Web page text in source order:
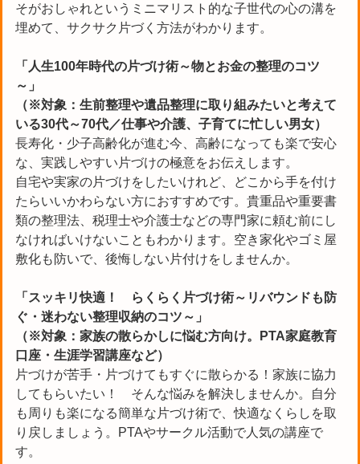
そがおしゃれというミニマリスト的な子世代の心の溝を
埋めて、サクサク片づく方法がわかります。
「人生100年時代の片づけ術～物とお金の整理のコツ
～」
（※対象：生前整理や遺品整理に取り組みたいと考えて
いる30代～70代／仕事や介護、子育てに忙しい男女）
⻑寿化・少⼦⾼齢化が進む今、高齢になっても楽で安心
な、実践しやすい⽚づけの極意をお伝えします。
⾃宅や実家の⽚づけをしたいけれど、どこから⼿を付け
たらいいかわらない⽅におすすめです。貴重品や重要書
類の整理法、税理⼠や介護⼠などの専⾨家に頼む前にし
なければいけないこともわかります。空き家化やゴミ屋
敷化も防いで、後悔しない片付けをしませんか。
「スッキリ快適！ らくらく片づけ術～リバウンドも防
ぐ・迷わない整理収納のコツ～」
（※対象： 家族の散らかしに悩む方向け。PTA家庭教育
口座・生涯学習講座など）
片づけが苦手・片づけてもすぐに散らかる！家族に協力
してもらいたい！ そんな悩みを解決しませんか。自分
も周りも楽になる簡単な片づけ術で、快適なくらしを取
り戻しましょう。PTAやサークル活動で人気の講座で
す。